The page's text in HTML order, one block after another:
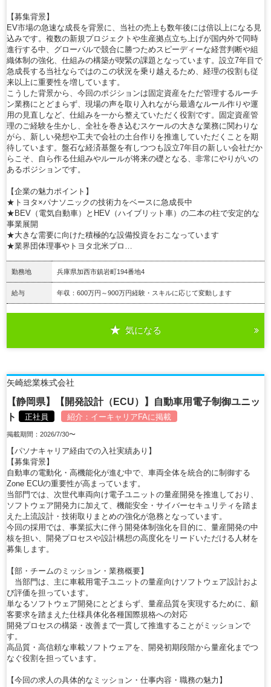
【募集背景】
EV市場の急速な成長を背景に、当社の売上も数年後には倍以上になる見
込みです。複数の新規プロジェクトや生産拠点立ち上げが国内外で同時
進行する中、グローバルで競合に勝つためスピーディーな経営判断や組
織体制の強化、仕組みの構築が喫緊の課題となっています。設立7年目で
急成長する当社ならではのこの状況を乗り越えるため、経理の役割も従
来以上に重要性を増しています。
こうした背景から、今回のポジションは固定資産をただ管理するルーチ
ン業務にとどまらず、現場の声を取り入れながら最適なルール作りや運
用の見直しなど、仕組みを一から整えていただく役割です。固定資産管
理のご経験を生かし、全社を巻き込むスケールの大きな業務に関わりな
がら、新しい発想や工夫で会社の土台作りを推進していただくことを期
待しています。盤石な経済基盤を有しつつも設立7年目の新しい会社だか
らこそ、自ら作る仕組みやルールが将来の礎となる、非常にやりがいの
あるポジションです。
【企業の魅力ポイント】
★トヨタ×パナソニックの技術力をベースに急成長中
★BEV（電気自動車）とHEV（ハイブリット車）の二本の柱で安定的な
事業展開
★大きな需要に向けた積極的な設備投資をおこなっています
★業界団体理事やトヨタ北米プロ…
勤務地 兵庫県加西市鎮岩町194番地4
給与 年収：600万円～900万円経験・スキルに応じて変動します
気になる
矢崎総業株式会社
【静岡県】【開発設計（ECU）】自動車用電子制御ユニッ
ト
正社員 紹介： イーキャリアFAに掲載
掲載期間：2026/7/30〜
【パソナキャリア経由での入社実績あり】
【募集背景】
自動車の電動化・高機能化が進む中で、車両全体を統合的に制御する
Zone ECUの重要性が高まっています。
当部門では、次世代車両向け電子ユニットの量産開発を推進しており、
ソフトウェア開発力に加えて、機能安全・サイバーセキュリティを踏ま
えた上流設計・技術取りまとめの強化が急務となっています。
今回の採用では、事業拡大に伴う開発体制強化を目的に、量産開発の中
核を担い、開発プロセスや設計構想の高度化をリードいただける人材を
募集します。
【部・チームのミッション・業務概要】
当部門は、主に車載用電子ユニットの量産向けソフトウェア設計およ
び評価を担っています。
単なるソフトウェア開発にとどまらず、量産品質を実現するために、顧
客要求を踏まえた仕様具体化各種国際規格への対応
開発プロセスの構築・改善まで一貫して推進することがミッションで
す。
高品質・高信頼な車載ソフトウェアを、開発初期段階から量産化までつ
なぐ役割を担っています。
【今回の求人の具体的なミッション・仕事内容・職務の魅力】